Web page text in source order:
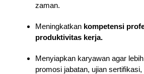
zaman.
Meningkatkan kompetensi
produktivitas kerja.
Menyiapkan karyawan agar
promosi jabatan, ujian